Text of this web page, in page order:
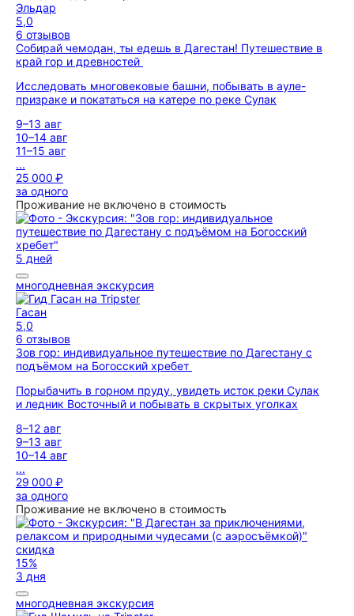
Эльдар
5,0
6 отзывов
Собирай чемодан, ты едешь в Дагестан! Путешествие в
край гор и древностей
Исследовать многовековые башни, побывать в ауле-
призраке и покататься на катере по реке Сулак
9–13 авг
10–14 авг
11–15 авг
...
25 000 ₽
за одного
Проживание не включено в стоимость
5 дней
многодневная экскурсия
Гасан
5,0
6 отзывов
Зов гор: индивидуальное путешествие по Дагестану с
подъёмом на Богосский хребет
Порыбачить в горном пруду, увидеть исток реки Сулак
и ледник Восточный и побывать в скрытых уголках
8–12 авг
9–13 авг
10–14 авг
...
29 000 ₽
за одного
Проживание не включено в стоимость
скидка
15%
3 дня
многодневная экскурсия